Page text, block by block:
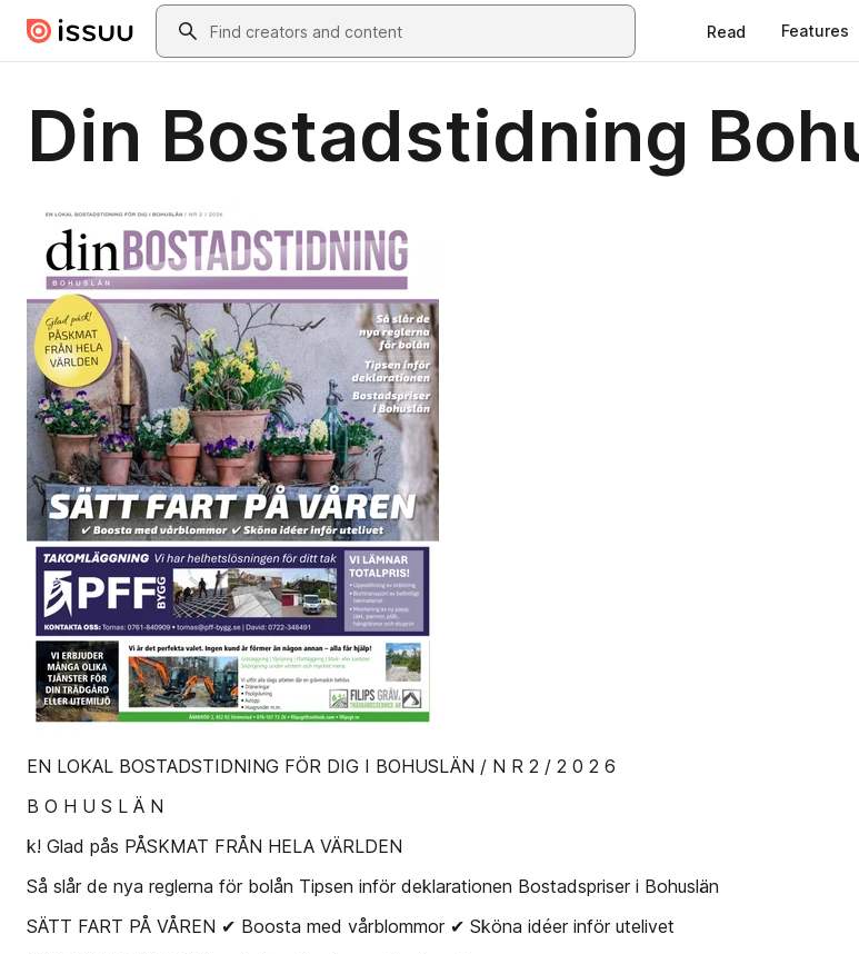
Skip to main contentSearch
Read Features
Din Bostadstidning
EN LOKAL BOSTADSTIDNING FÖR DIG I BOHUSLÄN / N R 2 / 2 0 2 6
B O H U S L Ä N
k! Glad pås PÅSKMAT FRÅN HELA VÄRLDEN
Så slår de nya reglerna för bolån Tipsen inför deklarationen Bostadspriser i Bohuslän
SÄTT FART PÅ VÅREN ✔ Boosta med vårblommor ✔ Sköna idéer inför utelivet